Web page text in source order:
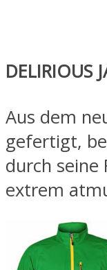
DELIRIOUS
Aus dem
gefertigt,
durch seine
extrem